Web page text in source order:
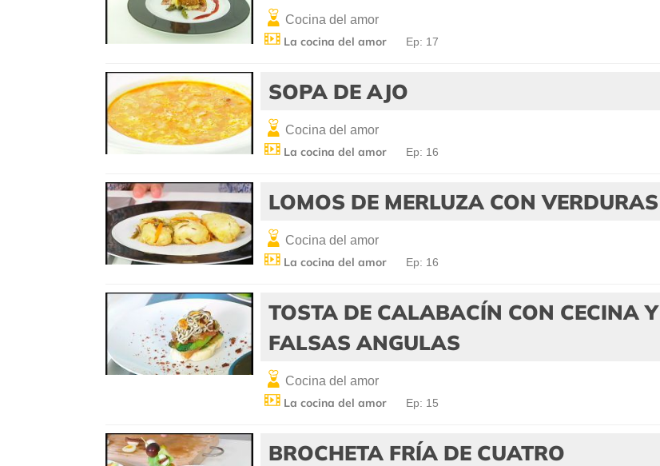
Cocina del amor
La cocina del amor Ep: 17
SOPA DE AJO
Cocina del amor
La cocina del amor Ep: 16
LOMOS DE MERLUZA CON VERDURAS
Cocina del amor
La cocina del amor Ep: 16
TOSTA DE CALABACÍN CON CECINA Y
FALSAS ANGULAS
Cocina del amor
La cocina del amor Ep: 15
BROCHETA FRÍA DE CUATRO